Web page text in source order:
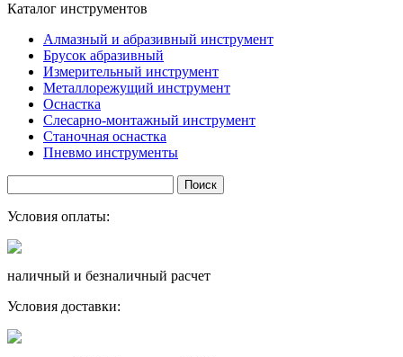
Каталог инструментов
Алмазный и абразивный инструмент
Брусок абразивный
Измерительный инструмент
Металлорежущий инструмент
Оснастка
Слесарно-монтажный инструмент
Станочная оснастка
Пневмо инструменты
Условия оплаты:
наличный и безналичный расчет
Условия доставки: